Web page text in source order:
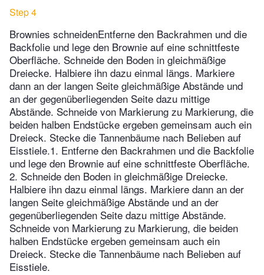
Step 4
Brownies schneidenEntferne den Backrahmen und die
Backfolie und lege den Brownie auf eine schnittfeste
Oberfläche. Schneide den Boden in gleichmäßige
Dreiecke. Halbiere ihn dazu einmal längs. Markiere
dann an der langen Seite gleichmäßige Abstände und
an der gegenüberliegenden Seite dazu mittige
Abstände. Schneide von Markierung zu Markierung, die
beiden halben Endstücke ergeben gemeinsam auch ein
Dreieck. Stecke die Tannenbäume nach Belieben auf
Eisstiele.1. Entferne den Backrahmen und die Backfolie
und lege den Brownie auf eine schnittfeste Oberfläche.
2. Schneide den Boden in gleichmäßige Dreiecke.
Halbiere ihn dazu einmal längs. Markiere dann an der
langen Seite gleichmäßige Abstände und an der
gegenüberliegenden Seite dazu mittige Abstände.
Schneide von Markierung zu Markierung, die beiden
halben Endstücke ergeben gemeinsam auch ein
Dreieck. Stecke die Tannenbäume nach Belieben auf
Eisstiele.